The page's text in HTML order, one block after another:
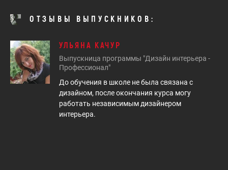
ОТЗЫВЫ ВЫПУСКНИКОВ:
УЛЬЯНА КАЧУР
Выпускница программы "Дизайн интерьера -
Профессионал"
До обучения в школе не была связана с
дизайном, после окончания курса могу
работать независимым дизайнером
интерьера.